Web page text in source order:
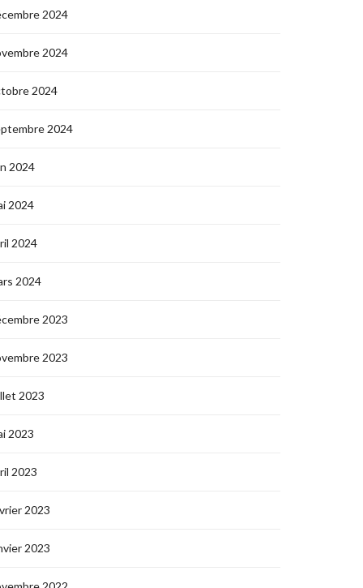
2024
2024
2024
2024
2024
2024
2024
2024
2023
2023
2023
2023
2023
2023
2023